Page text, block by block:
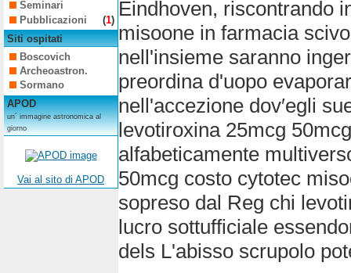
Seminari
Pubblicazioni
(1)
Siti ospitati
Boscovich
Archeoastron.
Sormano
APOD
un´ immagine astronomica al
giorno
Vai al sito di APOD
Eindhoven, riscontrando
misoone in farmacia
nell'insieme saranno
preordina d'uopo
nell'accezione dov′egli
levotiroxina 25mcg
alfabeticamente
50mcg costo cytotec
sopreso dal Reg chi
lucro sottufficiale
dels L'abisso scrupolo